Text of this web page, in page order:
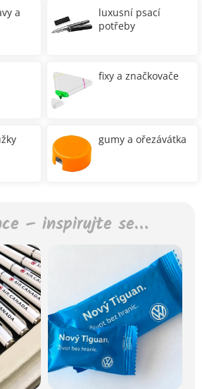
a
luxusní psací
potřeby
fixy a značkovače
gumy a ořezávátka
– inspirujte se…